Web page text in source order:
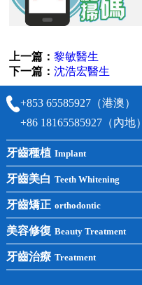
上一篇：黎敏醫生
下一篇：沈浩宏醫生
+853 65585927（港澳）
+86 18165585927（內地）
牙齒種植 Implant
前牙種植
後牙種植
單顆種植
半口種植
全口種植
牙齒美白 Teeth Whitening
冷光美白
洗牙
黃黑牙
牙齒矯正 orthodontic
牙齒矯正
兒童矯正
美容修復 Beauty Treatment
全瓷牙
牙齒治療 Treatment